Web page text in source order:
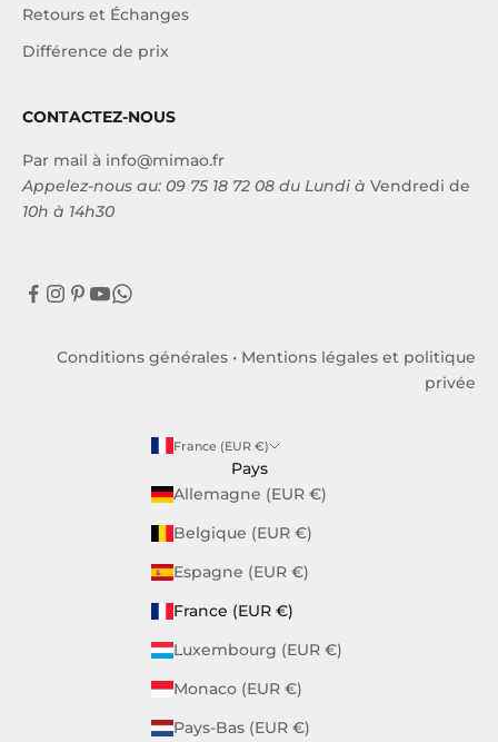
Retours et Échanges
Différence de prix
CONTACTEZ-NOUS
Par mail à info@mimao.fr
Appelez-nous au: 09 75 18 72 08 du Lundi à Vendredi de
10h à 14h30
Conditions générales • Mentions légales et politique
privée
France (EUR €)
Pays
Allemagne (EUR €)
Belgique (EUR €)
Espagne (EUR €)
France (EUR €)
Luxembourg (EUR €)
Monaco (EUR €)
Pays-Bas (EUR €)